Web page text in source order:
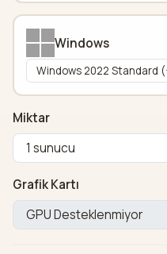
Windows
Miktar
Grafik Kartı